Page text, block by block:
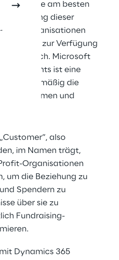
ist sie am besten
dieser
Organisationen
zur Verfügung
auch. Microsoft
Insights ist eine
standardmäßig die
Unternehmen und
also
im Namen trägt,
Organisationen
um die Beziehung zu
Spendern zu
über sie zu
Fundraising-
Dynamics 365